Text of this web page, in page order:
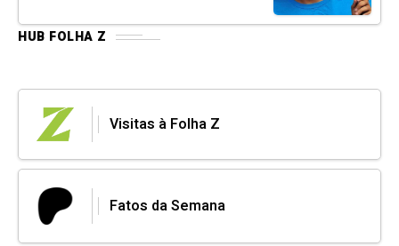
HUB FOLHA Z
Visitas à Folha Z
Fatos da Semana